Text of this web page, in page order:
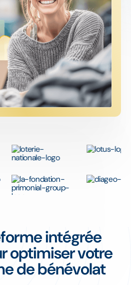
intégrée
optimiser votre
de bénévolat